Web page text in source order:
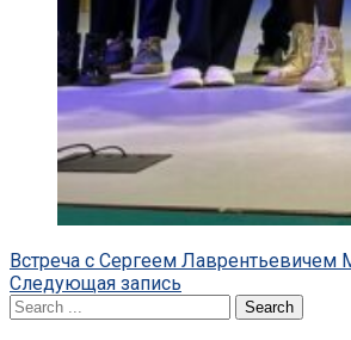
Post
navigation
Встреча с Сергеем Лаврентьевичем
Следующая запись
Search
for: